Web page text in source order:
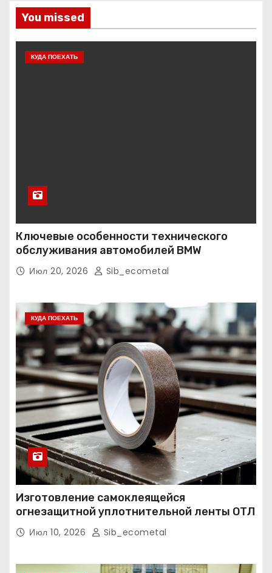
You missed
КУДА ПОЕХАТЬ
Ключевые особенности технического
обслуживания автомобилей BMW
Июл 20, 2026 Sib_ecometal
КУДА ПОЕХАТЬ
Изготовление самоклеящейся
огнезащитной уплотнительной ленты ОТЛ
Июл 10, 2026 Sib_ecometal